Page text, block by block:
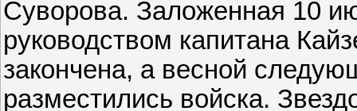
Суворова. Заложенная 10
руководством капитана
закончена, а весной
разместились войска.